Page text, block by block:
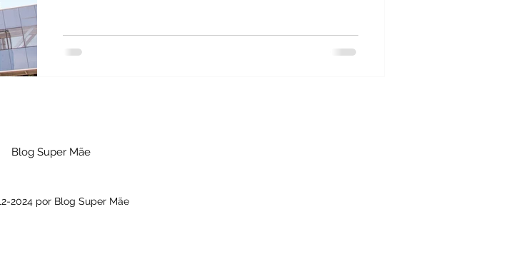
Blog Super Mãe
2024 por Blog Super Mãe